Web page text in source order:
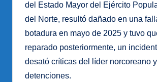
del Estado Mayor del Ejército
del Norte, resultó dañado en una
botadura en mayo de 2025 y tuvo
reparado posteriormente, un
desató críticas del líder norcoreano
detenciones.